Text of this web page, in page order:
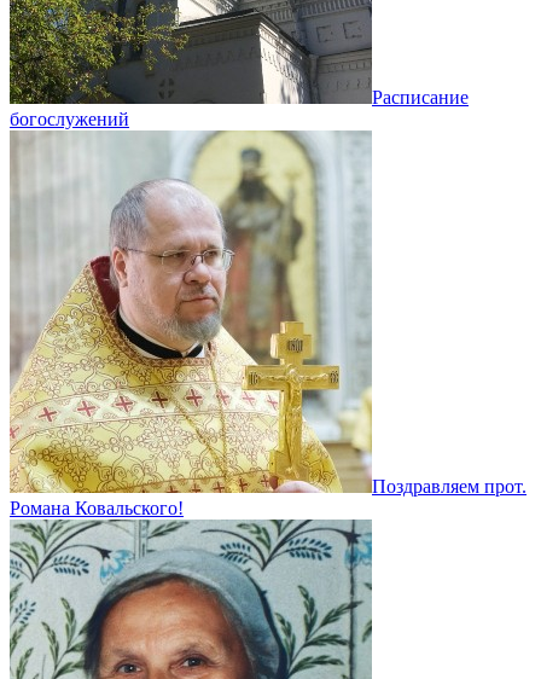
Расписание
богослужений
Поздравляем прот.
Романа Ковальского!